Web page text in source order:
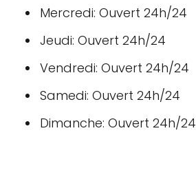
Mercredi: Ouvert 24h/24
Jeudi: Ouvert 24h/24
Vendredi: Ouvert 24h/24
Samedi: Ouvert 24h/24
Dimanche: Ouvert 24h/24